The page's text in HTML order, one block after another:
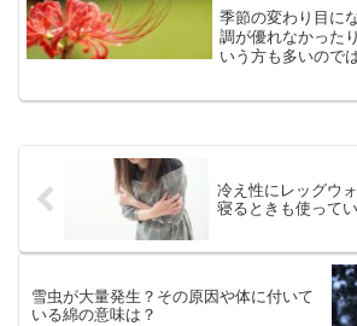
季節の変わり目に
調が優れなかった
いう方も多いので
冷え性にレッグウ
寝るときも使って
雪虫が大量発生？その原因や体に付いて
いる綿の意味は？